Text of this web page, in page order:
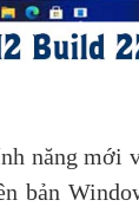
năng mới
bản